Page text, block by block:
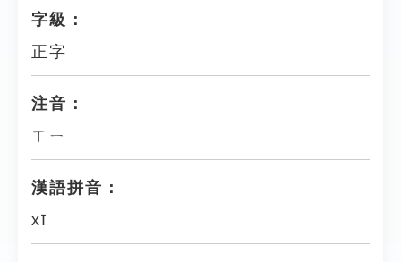
字級：
正字
注音：
ㄒㄧ
漢語拼音：
xī